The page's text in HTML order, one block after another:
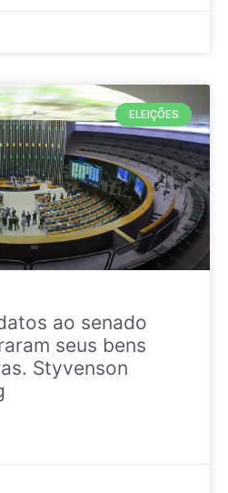
ELEIÇÕES
ao senado
seus bens
Styvenson